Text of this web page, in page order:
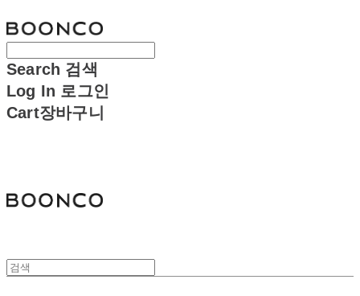
Search 검색
Log In 로그인
Cart장바구니